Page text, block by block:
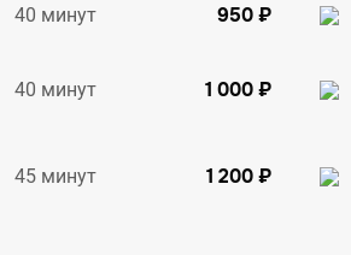
40 минут 950 ₽
40 минут 1 000 ₽
45 минут 1 200 ₽